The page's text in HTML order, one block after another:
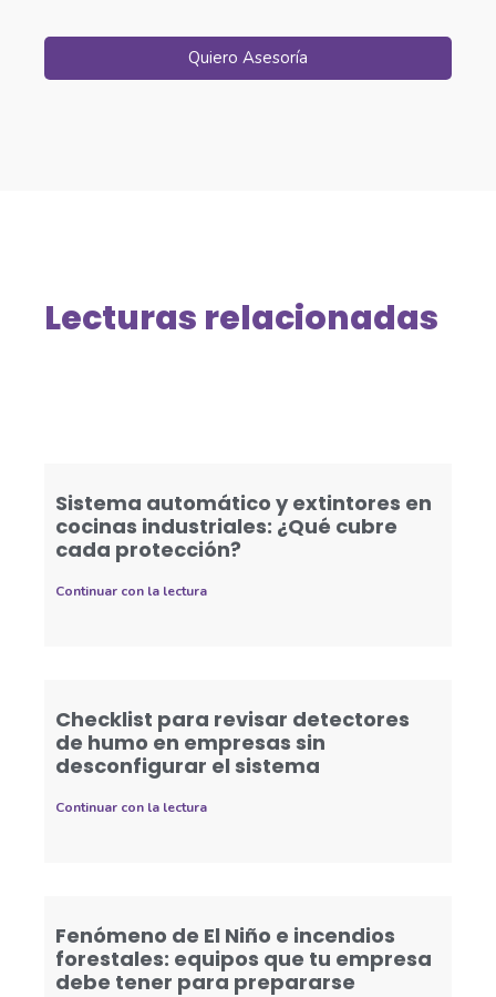
Quiero Asesoría
Lecturas relacionadas
Sistema automático y extintores en
cocinas industriales: ¿Qué cubre
cada protección?
Continuar con la lectura
Checklist para revisar detectores
de humo en empresas sin
desconfigurar el sistema
Continuar con la lectura
Fenómeno de El Niño e incendios
forestales: equipos que tu empresa
debe tener para prepararse